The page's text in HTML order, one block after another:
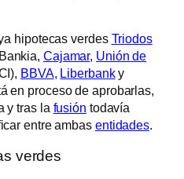
hipotecas verdes Triodos
Cajamar, Unión de
BBVA, Liberbanky
en proceso de aprobarlas,
y tras la fusión todavía
entre ambas entidades.
verdes